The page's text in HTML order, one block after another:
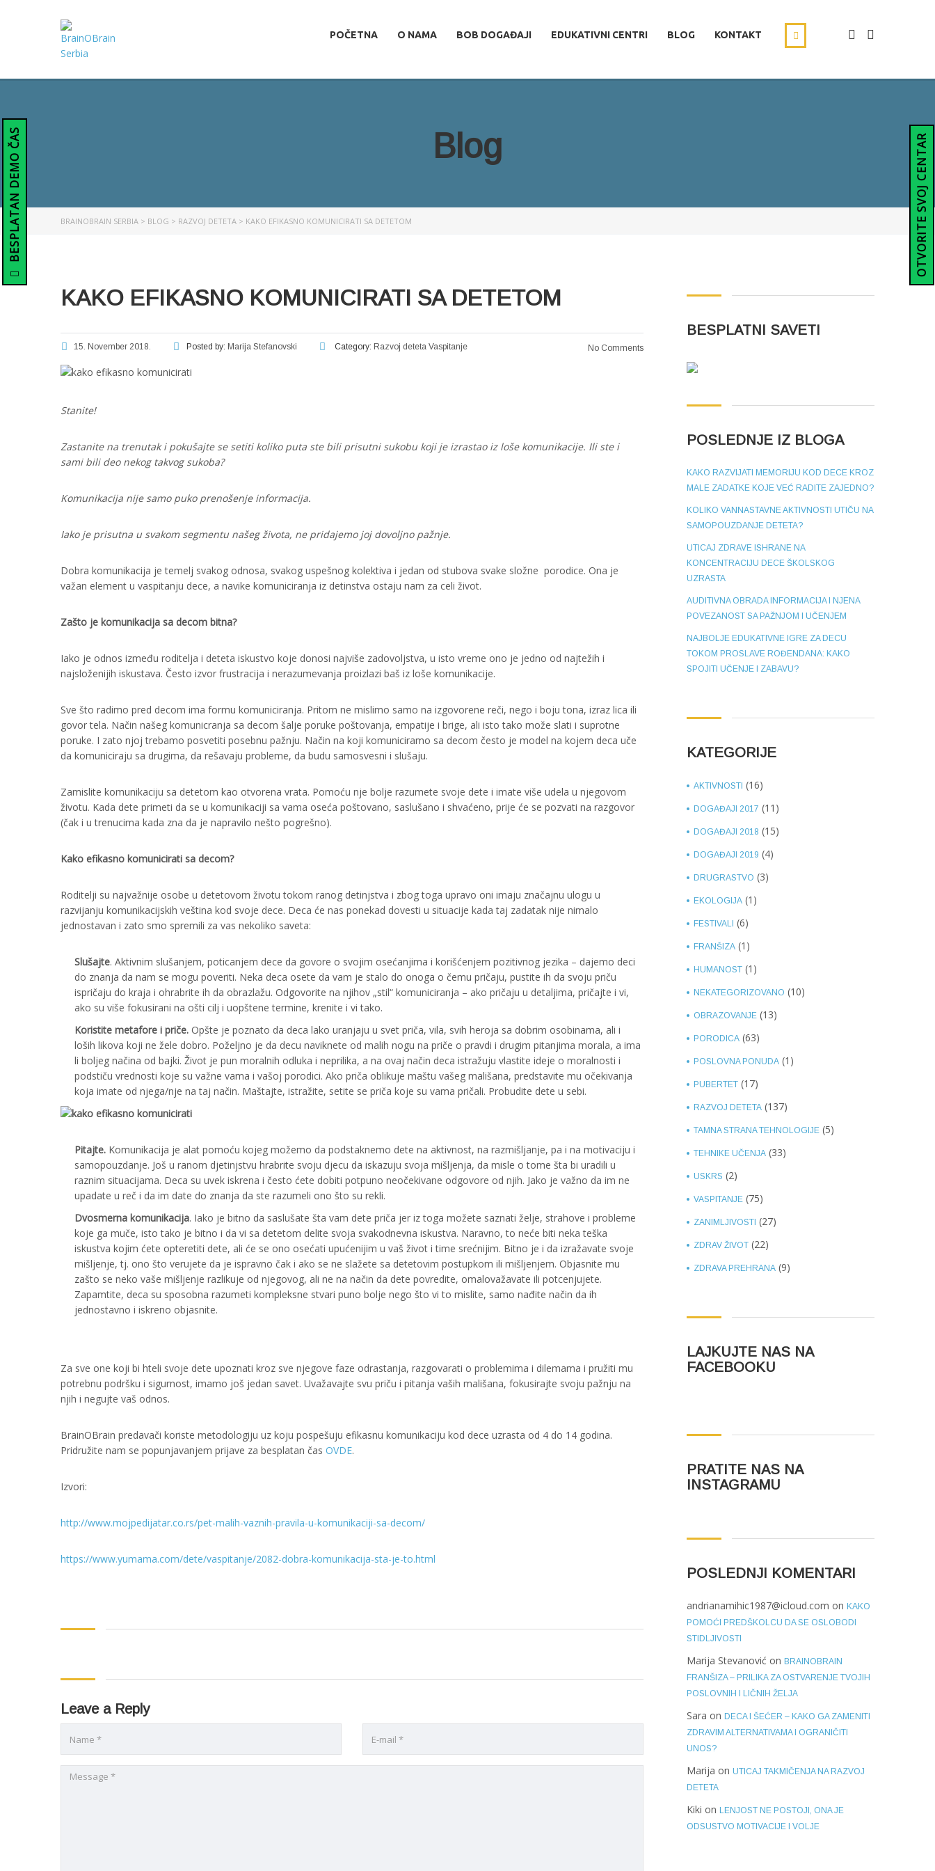
BESPLATAN DEMO ČAS OTVORITE SVOJ CENTAR
POČETNA O NAMA BOB DOGAĐAJI EDUKATIVNI CENTRI BLOG KONTAKT
Blog
BRAINOBRAIN SERBIA > BLOG > RAZVOJ DETETA > KAKO EFIKASNO KOMUNICIRATI SA DETETOM
KAKO EFIKASNO KOMUNICIRATI SA DETETOM
15. November 2018. Posted by: Marija Stefanovski Category: Razvoj deteta Vaspitanje No Comments
Stanite!
Zastanite na trenutak i pokušajte se setiti koliko puta ste bili prisutni sukobu koji je izrastao iz loše komunikacije. Ili ste i
sami bili deo nekog takvog sukoba?
Komunikacija nije samo puko prenošenje informacija.
Iako je prisutna u svakom segmentu našeg života, ne pridajemo joj dovoljno pažnje.
Dobra komunikacija je temelj svakog odnosa, svakog uspešnog kolektiva i jedan od stubova svake složne porodice. Ona je
važan element u vaspitanju dece, a navike komuniciranja iz detinstva ostaju nam za celi život.
Zašto je komunikacija sa decom bitna?
Iako je odnos između roditelja i deteta iskustvo koje donosi najviše zadovoljstva, u isto vreme ono je jedno od najtežih i
najsloženijih iskustava. Često izvor frustracija i nerazumevanja proizlazi baš iz loše komunikacije.
Sve što radimo pred decom ima formu komuniciranja. Pritom ne mislimo samo na izgovorene reči, nego i boju tona, izraz lica ili
govor tela. Način našeg komunicranja sa decom šalje poruke poštovanja, empatije i brige, ali isto tako može slati i suprotne
poruke. I zato njoj trebamo posvetiti posebnu pažnju. Način na koji komuniciramo sa decom često je model na kojem deca uče
da komuniciraju sa drugima, da rešavaju probleme, da budu samosvesni i slušaju.
Zamislite komunikaciju sa detetom kao otvorena vrata. Pomoću nje bolje razumete svoje dete i imate više udela u njegovom
životu. Kada dete primeti da se u komunikaciji sa vama oseća poštovano, saslušano i shvaćeno, prije će se pozvati na razgovor
(čak i u trenucima kada zna da je napravilo nešto pogrešno).
Kako efikasno komunicirati sa decom?
Roditelji su najvažnije osobe u detetovom životu tokom ranog detinjstva i zbog toga upravo oni imaju značajnu ulogu u
razvijanju komunikacijskih veština kod svoje dece. Deca će nas ponekad dovesti u situacije kada taj zadatak nije nimalo
jednostavan i zato smo spremili za vas nekoliko saveta:
Slušajte. Aktivnim slušanjem, poticanjem dece da govore o svojim osećanjima i korišćenjem pozitivnog jezika – dajemo deci
do znanja da nam se mogu poveriti. Neka deca osete da vam je stalo do onoga o čemu pričaju, pustite ih da svoju priču
ispričaju do kraja i ohrabrite ih da obrazlažu. Odgovorite na njihov „stil“ komuniciranja – ako pričaju u detaljima, pričajte i vi,
ako su više fokusirani na ošti cilj i uopštene termine, krenite i vi tako.
Koristite metafore i priče. Opšte je poznato da deca lako uranjaju u svet priča, vila, svih heroja sa dobrim osobinama, ali i
loših likova koji ne žele dobro. Poželjno je da decu naviknete od malih nogu na priče o pravdi i drugim pitanjima morala, a ima
li boljeg načina od bajki. Život je pun moralnih odluka i neprilika, a na ovaj način deca istražuju vlastite ideje o moralnosti i
podstiču vrednosti koje su važne vama i vašoj porodici. Ako priča oblikuje maštu vašeg mališana, predstavite mu očekivanja
koja imate od njega/nje na taj način. Maštajte, istražite, setite se priča koje su vama pričali. Probudite dete u sebi.
Pitajte. Komunikacija je alat pomoću kojeg možemo da podstaknemo dete na aktivnost, na razmišljanje, pa i na motivaciju i
samopouzdanje. Još u ranom djetinjstvu hrabrite svoju djecu da iskazuju svoja mišljenja, da misle o tome šta bi uradili u
raznim situacijama. Deca su uvek iskrena i često ćete dobiti potpuno neočekivane odgovore od njih. Jako je važno da im ne
upadate u reč i da im date do znanja da ste razumeli ono što su rekli.
Dvosmerna komunikacija. Iako je bitno da saslušate šta vam dete priča jer iz toga možete saznati želje, strahove i probleme
koje ga muče, isto tako je bitno i da vi sa detetom delite svoja svakodnevna iskustva. Naravno, to neće biti neka teška
iskustva kojim ćete opteretiti dete, ali će se ono osećati upućenijim u vaš život i time srećnijim. Bitno je i da izražavate svoje
mišljenje, tj. ono što verujete da je ispravno čak i ako se ne slažete sa detetovim postupkom ili mišljenjem. Objasnite mu
zašto se neko vaše mišljenje razlikuje od njegovog, ali ne na način da dete povredite, omalovažavate ili potcenjujete.
Zapamtite, deca su sposobna razumeti kompleksne stvari puno bolje nego što vi to mislite, samo nađite način da ih
jednostavno i iskreno objasnite.
Za sve one koji bi hteli svoje dete upoznati kroz sve njegove faze odrastanja, razgovarati o problemima i dilemama i pružiti mu
potrebnu podršku i sigurnost, imamo još jedan savet. Uvažavajte svu priču i pitanja vaših mališana, fokusirajte svoju pažnju na
njih i negujte vaš odnos.
BrainOBrain predavači koriste metodologiju uz koju pospešuju efikasnu komunikaciju kod dece uzrasta od 4 do 14 godina.
Pridružite nam se popunjavanjem prijave za besplatan čas OVDE.
Izvori:
http://www.mojpedijatar.co.rs/pet-malih-vaznih-pravila-u-komunikaciji-sa-decom/
https://www.yumama.com/dete/vaspitanje/2082-dobra-komunikacija-sta-je-to.html
Leave a Reply
BESPLATNI SAVETI
POSLEDNJE IZ BLOGA
KAKO RAZVIJATI MEMORIJU KOD DECE KROZ
MALE ZADATKE KOJE VEĆ RADITE ZAJEDNO?
KOLIKO VANNASTAVNE AKTIVNOSTI UTIČU NA
SAMOPOUZDANJE DETETA?
UTICAJ ZDRAVE ISHRANE NA
KONCENTRACIJU DECE ŠKOLSKOG
UZRASTA
AUDITIVNA OBRADA INFORMACIJA I NJENA
POVEZANOST SA PAŽNJOM I UČENJEM
NAJBOLJE EDUKATIVNE IGRE ZA DECU
TOKOM PROSLAVE ROĐENDANA: KAKO
SPOJITI UČENJE I ZABAVU?
KATEGORIJE
AKTIVNOSTI (16)
DOGAĐAJI 2017 (11)
DOGAĐAJI 2018 (15)
DOGAĐAJI 2019 (4)
DRUGRASTVO (3)
EKOLOGIJA (1)
FESTIVALI (6)
FRANŠIZA (1)
HUMANOST (1)
NEKATEGORIZOVANO (10)
OBRAZOVANJE (13)
PORODICA (63)
POSLOVNA PONUDA (1)
PUBERTET (17)
RAZVOJ DETETA (137)
TAMNA STRANA TEHNOLOGIJE (5)
TEHNIKE UČENJA (33)
USKRS (2)
VASPITANJE (75)
ZANIMLJIVOSTI (27)
ZDRAV ŽIVOT (22)
ZDRAVA PREHRANA (9)
LAJKUJTE NAS NA
FACEBOOKU
PRATITE NAS NA
INSTAGRAMU
POSLEDNJI KOMENTARI
andrianamihic1987@icloud.com on KAKO
POMOĆI PREDŠKOLCU DA SE OSLOBODI
STIDLJIVOSTI
Marija Stevanović on BRAINOBRAIN
FRANŠIZA – PRILIKA ZA OSTVARENJE TVOJIH
POSLOVNIH I LIČNIH ŽELJA
Sara on DECA I ŠEĆER – KAKO GA ZAMENITI
ZDRAVIM ALTERNATIVAMA I OGRANIČITI
UNOS?
Marija on UTICAJ TAKMIČENJA NA RAZVOJ
DETETA
Kiki on LENJOST NE POSTOJI, ONA JE
ODSUSTVO MOTIVACIJE I VOLJE